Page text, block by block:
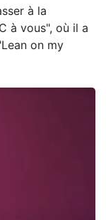
à la
à vous", où il a
on my